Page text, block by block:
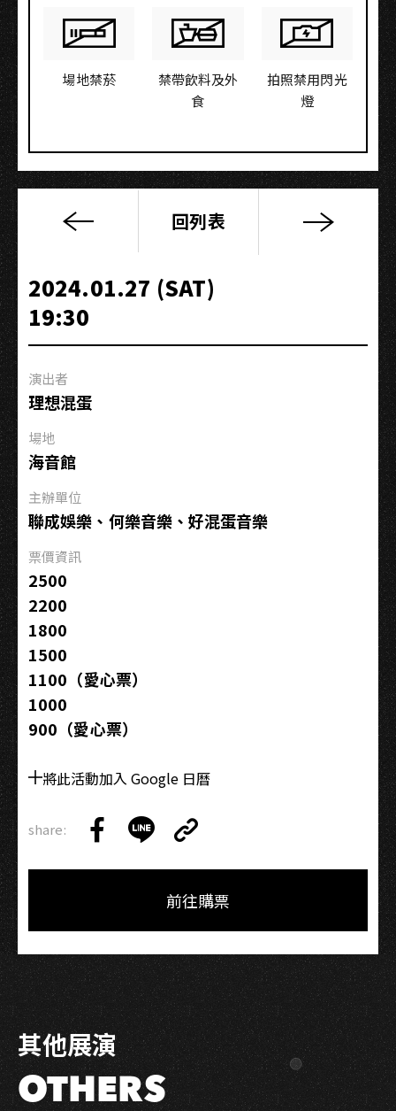
場地禁菸
禁帶飲料及外
食
拍照禁用閃光
燈
理
蛋
【奇
異
演
雄
加
回列表
2024.01.27 (SAT)
19:30
演出者
理想混蛋
場地
海音館
主辦單位
聯成娛樂、何樂音樂、好混蛋音樂
票價資訊
2500
2200
1800
1500
1100（愛心票）
1000
900（愛心票）
將此活動加入 Google 日曆
share:
on
on
Link
Copy
前往購票
其他展演
OTHERS